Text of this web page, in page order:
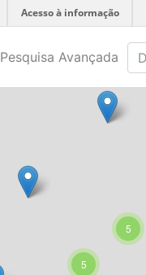
Acesso à informação
Pesquisa Avançada
5
5